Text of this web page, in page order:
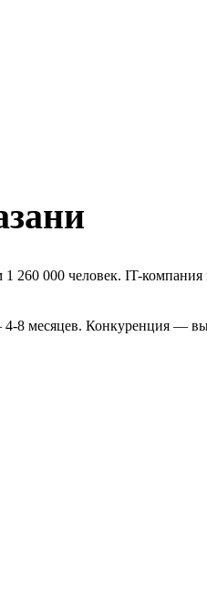
000 человек. IT-компания
8 месяцев. Конкуренция —